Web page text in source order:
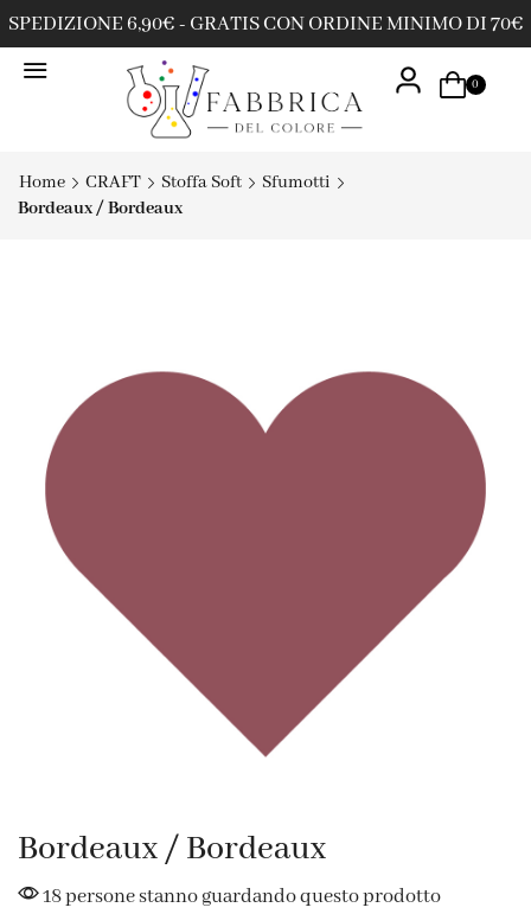
SPEDIZIONE 6,90€ - GRATIS CON ORDINE MINIMO DI 70€
0
Home CRAFT Stoffa Soft
Sfumotti
Bordeaux / Bordeaux
Bordeaux / Bordeaux
18 persone stanno guardando questo prodotto